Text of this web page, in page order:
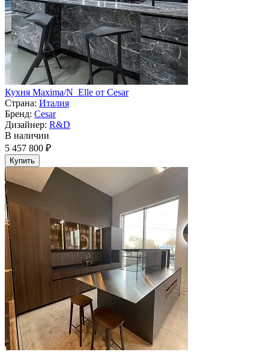
Кухня Maxima/N_Elle от Cesar
Страна: Италия
Бренд: Cesar
Дизайнер: R&D
В наличии
5 457 800 ₽
Купить